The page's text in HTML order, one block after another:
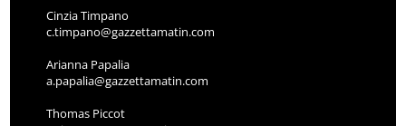
Cinzia Timpano
c.timpano@gazzettamatin.com
Arianna Papalia
a.papalia@gazzettamatin.com
Thomas Piccot